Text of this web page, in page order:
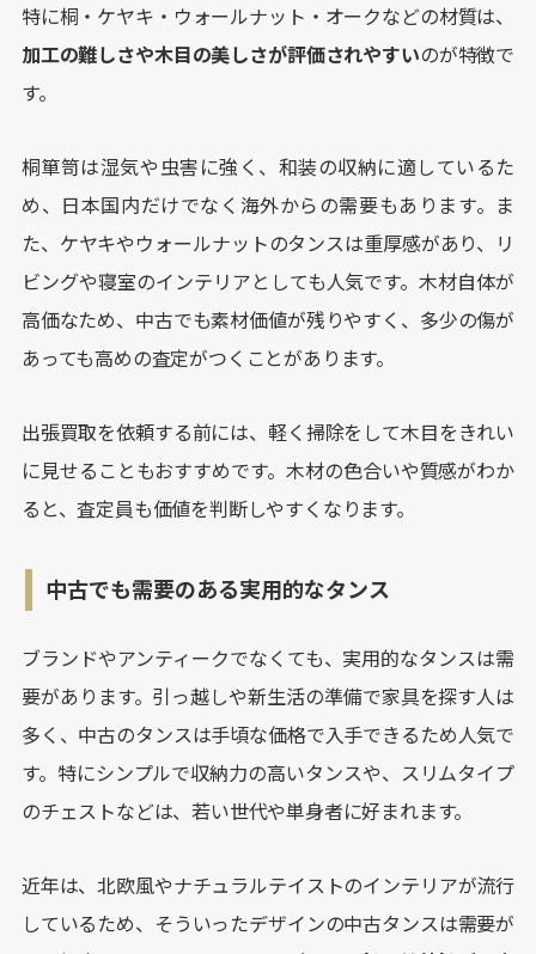
特に桐・ケヤキ・ウォールナット・オークなどの材質は、
加工の難しさや木目の美しさが評価されやすいのが特徴で
す。
桐箪笥は湿気や虫害に強く、和装の収納に適しているた
め、日本国内だけでなく海外からの需要もあります。ま
た、ケヤキやウォールナットのタンスは重厚感があり、リ
ビングや寝室のインテリアとしても人気です。木材自体が
高価なため、中古でも素材価値が残りやすく、多少の傷が
あっても高めの査定がつくことがあります。
出張買取を依頼する前には、軽く掃除をして木目をきれい
に見せることもおすすめです。木材の色合いや質感がわか
ると、査定員も価値を判断しやすくなります。
中古でも需要のある実用的なタンス
ブランドやアンティークでなくても、実用的なタンスは需
要があります。引っ越しや新生活の準備で家具を探す人は
多く、中古のタンスは手頃な価格で入手できるため人気で
す。特にシンプルで収納力の高いタンスや、スリムタイプ
のチェストなどは、若い世代や単身者に好まれます。
近年は、北欧風やナチュラルテイストのインテリアが流行
しているため、そういったデザインの中古タンスは需要が